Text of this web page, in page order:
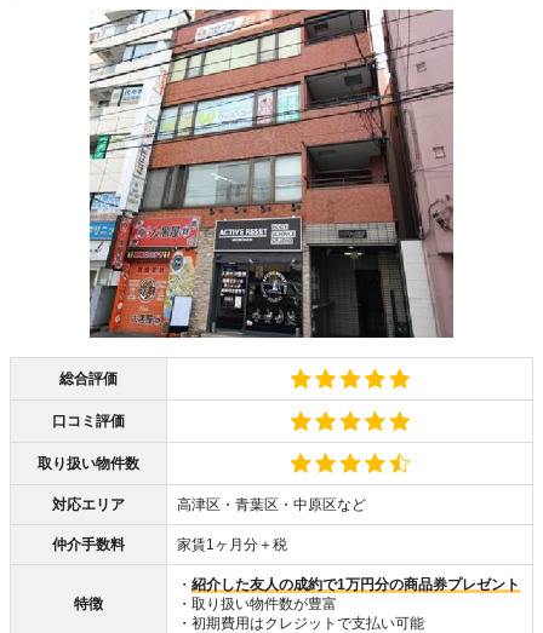
総合評価
口コミ評価
取り扱い物件数
対応エリア 高津区・青葉区・中原区など
仲介手数料 家賃1ヶ月分＋税
特徴
・ 紹介した友人の成約で1万円分の商品券プレゼント
・取り扱い物件数が豊富
・初期費用はクレジットで支払い可能